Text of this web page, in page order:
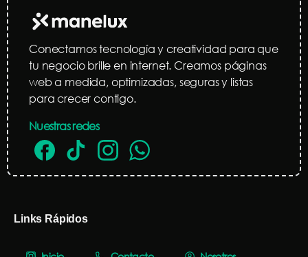
Conectamos tecnología y creatividad para que
tu negocio brille en internet. Creamos páginas
web a medida, optimizadas, seguras y listas
para crecer contigo.
Nuestras redes
Links Rápidos